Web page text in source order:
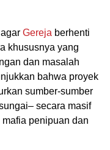
Gereja berhenti
khususnya yang
dan masalah
bahwa proyek
sumber-sumber
secara masif
penipuan dan